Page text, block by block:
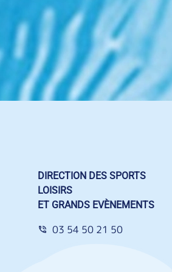
DIRECTION DES SPORTS
LOISIRS
ET GRANDS EVÈNEMENTS
03 54 50 21 50